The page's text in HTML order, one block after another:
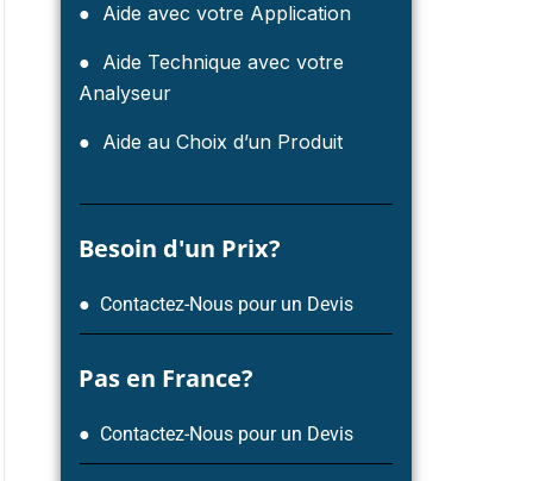
● Aide avec votre Application
● Aide Technique avec votre
Analyseur
● Aide au Choix d’un Produit
Besoin d'un Prix?
● Contactez-Nous pour un Devis
Pas en France?
● Contactez-Nous pour un Devis